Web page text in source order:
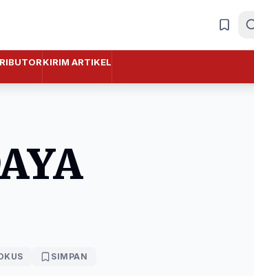
KIRIM ARTIKEL
SIMPAN